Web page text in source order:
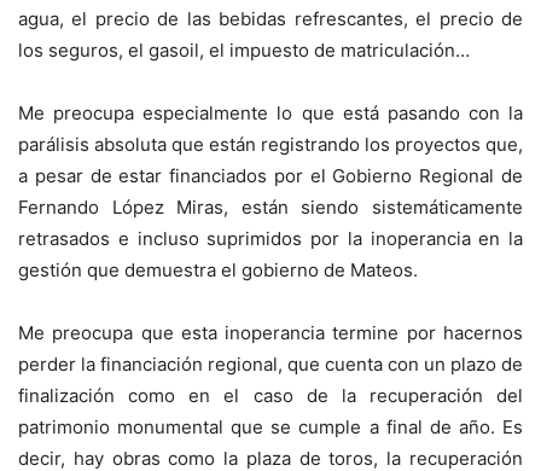
agua, el precio de las bebidas refrescantes, el precio de
los seguros, el gasoil, el impuesto de matriculación…
Me preocupa especialmente lo que está pasando con la
parálisis absoluta que están registrando los proyectos que,
a pesar de estar financiados por el Gobierno Regional de
Fernando López Miras, están siendo sistemáticamente
retrasados e incluso suprimidos por la inoperancia en la
gestión que demuestra el gobierno de Mateos.
Me preocupa que esta inoperancia termine por hacernos
perder la financiación regional, que cuenta con un plazo de
finalización como en el caso de la recuperación del
patrimonio monumental que se cumple a final de año. Es
decir, hay obras como la plaza de toros, la recuperación